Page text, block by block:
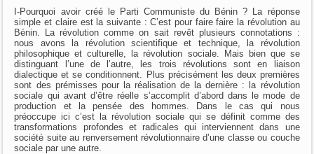
I-Pourquoi avoir créé le Parti Communiste du Bénin ? La réponse
simple et claire est la suivante : C’est pour faire faire la révolution au
Bénin. La révolution comme on sait revêt plusieurs connotations :
nous avons la révolution scientifique et technique, la révolution
philosophique et culturelle, la révolution sociale. Mais bien que se
distinguant l’une de l’autre, les trois révolutions sont en liaison
dialectique et se conditionnent. Plus précisément les deux premières
sont des prémisses pour la réalisation de la dernière : la révolution
sociale qui avant d’être réelle s’accomplit d’abord dans le mode de
production et la pensée des hommes. Dans le cas qui nous
préoccupe ici c’est la révolution sociale qui se définit comme des
transformations profondes et radicales qui interviennent dans une
société suite au renversement révolutionnaire d’une classe ou couche
sociale par une autre.